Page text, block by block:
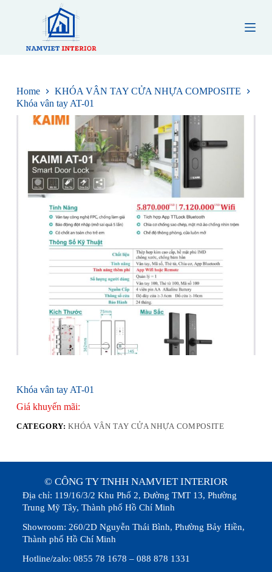
o
n
Home
KHÓA VÂN TAY CỬA NHỰA COMPOSITE
Khóa vân tay AT-01
Khóa vân tay AT-01
Giá khuyến mãi:
CATEGORY:KHÓA VÂN TAY CỬA NHỰA COMPOSITE
© CÔNG TY TNHH NAMVIET INTERIOR
Địa chỉ: 119/16/3/2 Khu Phố 2, Đường TMT 13, Phường
Trung Mỹ Tây, Thành phố Hồ Chí Minh
Showroom: 260/2D Nguyễn Thái Bình, Phường Bảy Hiền,
Thành phố Hồ Chí Minh
Hotline/zalo: 0855 78 1678 – 088 878 1331